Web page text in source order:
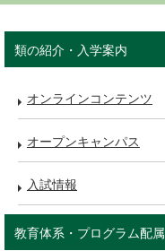
類の紹介・入学案内
オンラインコンテンツ
オープンキャンパス
入試情報
教育体系・プログラム配属